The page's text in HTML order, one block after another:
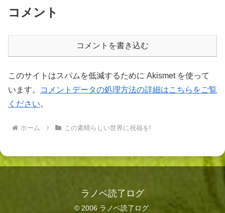
コメント
コメントを書き込む
このサイトはスパムを低減するために Akismet を使って
います。
コメントデータの処理方法の詳細はこちらをご覧
ください。
ホーム この素晴らしい世界に祝福を!
ラノベ読了ログ
© 2006 ラノベ読了ログ.